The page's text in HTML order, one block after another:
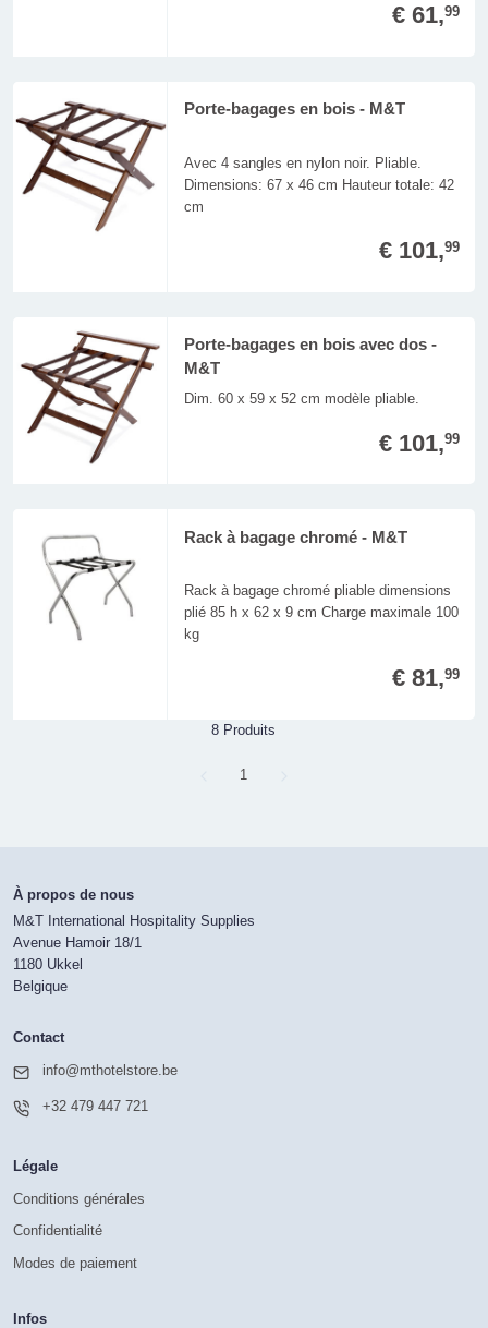
€ 61,99
Porte-bagages en bois - M&T
Avec 4 sangles en nylon noir. Pliable.
Dimensions: 67 x 46 cm Hauteur totale: 42
cm
€ 101,99
Porte-bagages en bois avec dos -
M&T
Dim. 60 x 59 x 52 cm modèle pliable.
€ 101,99
Rack à bagage chromé - M&T
Rack à bagage chromé pliable dimensions
plié 85 h x 62 x 9 cm Charge maximale 100
kg
€ 81,99
8 Produits
Page
1
À propos de nous
M&T International Hospitality Supplies
Avenue Hamoir 18/1
1180 Ukkel
Belgique
Contact
info@mthotelstore.be
+32 479 447 721
Légale
Conditions générales
Confidentialité
Modes de paiement
Infos